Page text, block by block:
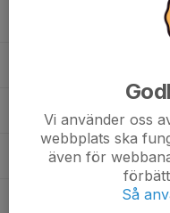
Scott Nilsson
Frank Sohl
Philip Turesson
Vi använder oss
webbplats ska
även för
Så